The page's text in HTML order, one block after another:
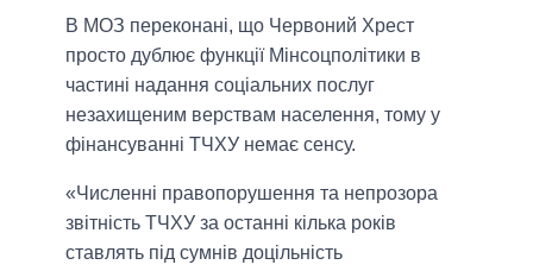
В МОЗ переконані, що Червоний Хрест
просто дублює функції Мінсоцполітики в
частині надання соціальних послуг
незахищеним верствам населення, тому у
фінансуванні ТЧХУ немає сенсу.
«Численні правопорушення та непрозора
звітність ТЧХУ за останні кілька років
ставлять під сумнів доцільність